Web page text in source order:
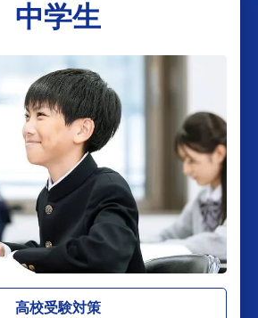
中学生
高校受験対策